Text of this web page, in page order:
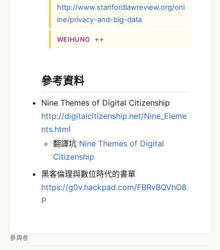
http://www.stanfordlawreview.org/onl
ine/privacy-and-big-data
WEIHUNG ++
參考資料
Nine Themes of Digital Citizenship
http://digitalcitizenship.net/Nine_Eleme
nts.html
翻譯坑 Nine Themes of Digital
Citizenship
黑客倫理與數位時代的書單
https://g0v.hackpad.com/FBRvBQVhO8
P
參與者